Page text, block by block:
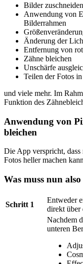
Bilder zuschneiden
Anwendung von
Bilderrahmen
Änderung der
Entfernung von
Zähne bleichen
Unschärfe
Teilen der Fotos
und viele mehr. Im
Funktion des
Anwendung von
bleichen
Die App verspricht,
Fotos heller machen
Was muss nun
Schritt 1
Entweder
direkt über
Nachdem
unteren